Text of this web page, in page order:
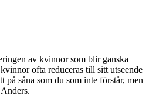
av kvinnor som blir ganska
ofta reduceras till sitt utseende
på såna som du som inte förstår, men